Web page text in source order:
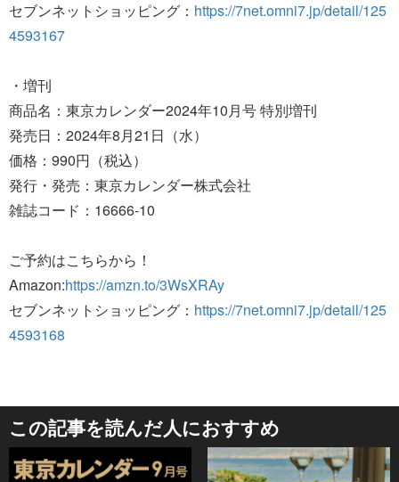
セブンネットショッピング： https://7net.omni7.jp/detail/125
4593167
・増刊
商品名：東京カレンダー2024年10月号 特別増刊
発売日：2024年8月21日（水）
価格：990円（税込）
発行・発売：東京カレンダー株式会社
雑誌コード：16666‐10
ご予約はこちらから！
Amazon:https://amzn.to/3WsXRAy
セブンネットショッピング： https://7net.omni7.jp/detail/125
4593168
この記事を読んだ人におすすめ